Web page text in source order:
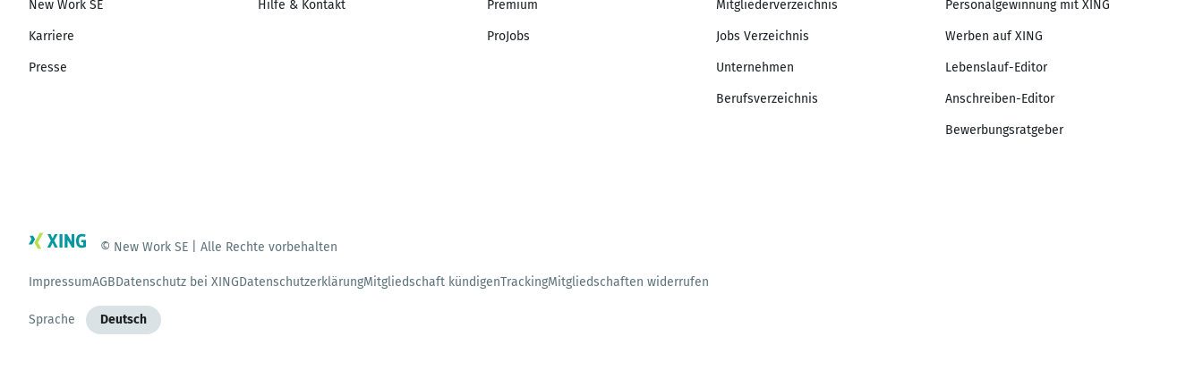
New Work SE
Karriere
Presse
Hilfe & Kontakt Premium
ProJobs
Mitgliederverzeichnis
Jobs Verzeichnis
Unternehmen
Berufsverzeichnis
Personalgewinnung mit XING
Werben auf XING
Lebenslauf-Editor
Anschreiben-Editor
Bewerbungsratgeber
© New Work SE | Alle Rechte vorbehalten
ImpressumAGBDatenschutz bei XINGDatenschutzerklärungMitgliedschaft kündigenTrackingMitgliedschaften widerrufen
Sprache Deutsch